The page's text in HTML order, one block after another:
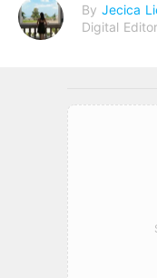
By Jecica
Digital Editor